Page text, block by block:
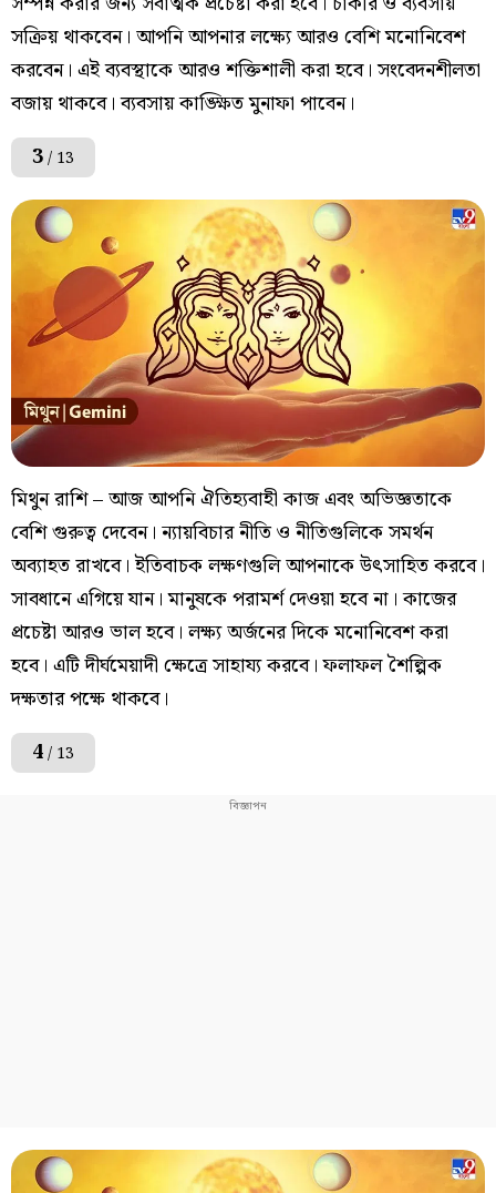
সক্রিয় থাকবেন। আপনি আপনার লক্ষ্যে আরও বেশি মনোনিবেশ
করবেন। এই ব্যবস্থাকে আরও শক্তিশালী করা হবে। সংবেদনশীলতা
বজায় থাকবে। ব্যবসায় কাঙ্ক্ষিত মুনাফা পাবেন।
3/ 13
মিথুন রাশি – আজ আপনি ঐতিহ্যবাহী কাজ এবং অভিজ্ঞতাকে
বেশি গুরুত্ব দেবেন। ন্যায়বিচার নীতি ও নীতিগুলিকে সমর্থন
অব্যাহত রাখবে। ইতিবাচক লক্ষণগুলি আপনাকে উৎসাহিত করবে।
সাবধানে এগিয়ে যান। মানুষকে পরামর্শ দেওয়া হবে না। কাজের
প্রচেষ্টা আরও ভাল হবে। লক্ষ্য অর্জনের দিকে মনোনিবেশ করা
হবে। এটি দীর্ঘমেয়াদী ক্ষেত্রে সাহায্য করবে। ফলাফল শৈল্পিক
দক্ষতার পক্ষে থাকবে।
4/ 13